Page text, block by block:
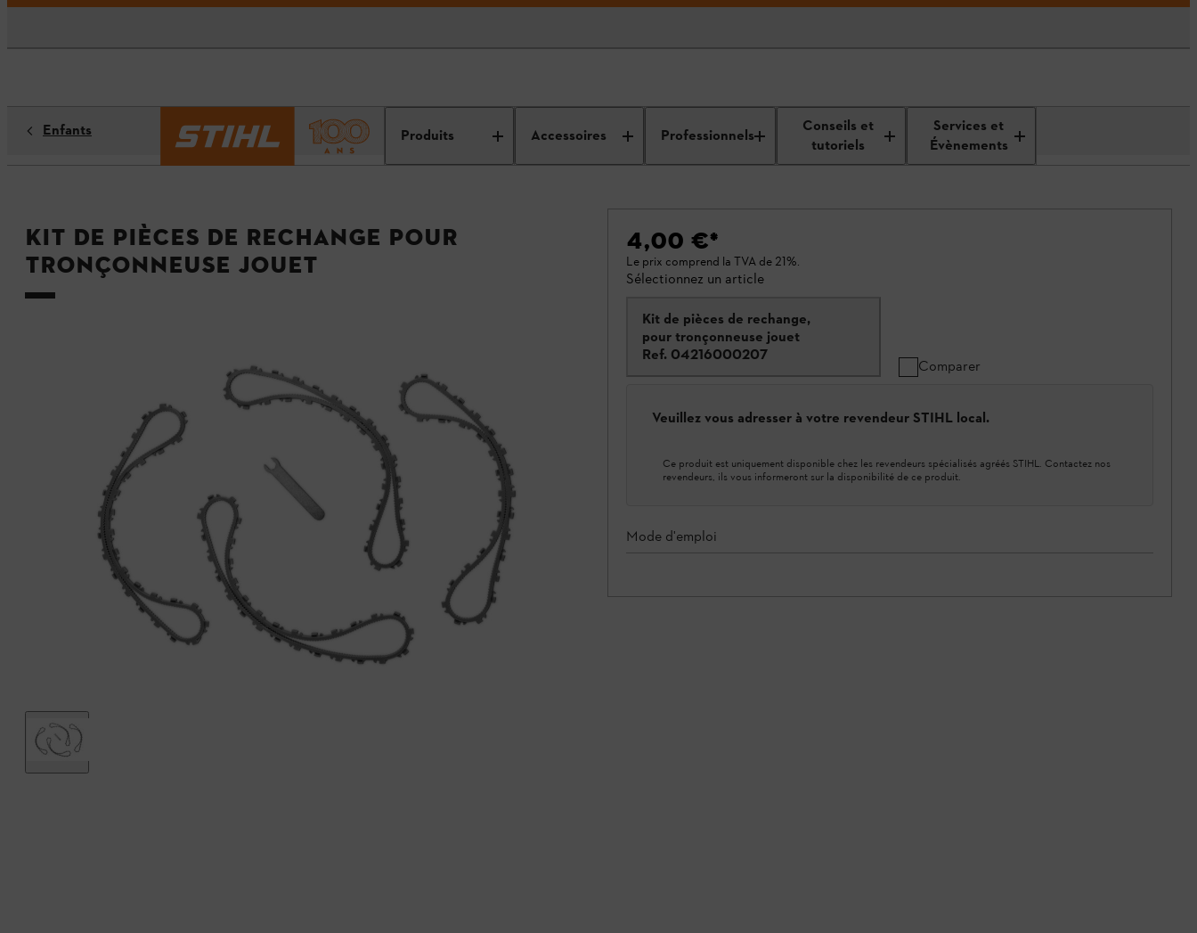
Produits Accessoires Professionnels
Conseils et
tutoriels
Services et
Évènements
Enfants
Kit de pièces de rechange pour
tronçonneuse jouet
4,00 €*
Le prix comprend la TVA de 21%.
Sélectionnez un article
Kit de pièces de rechange,
pour tronçonneuse jouet
Ref. 04216000207
Comparer
Veuillez vous adresser à votre revendeur STIHL local.
Ce produit est uniquement disponible chez les revendeurs spécialisés agréés STIHL. Contactez nos
revendeurs, ils vous informeront sur la disponibilité de ce produit.
Mode d'emploi